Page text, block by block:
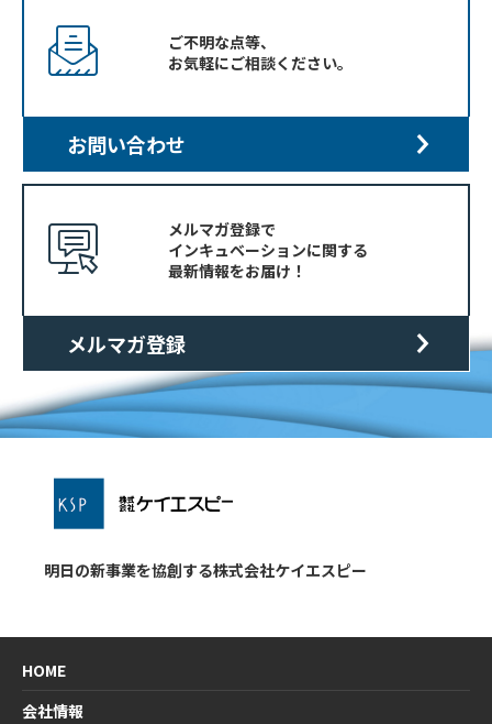
ご不明な点等、
お気軽にご相談ください。
お問い合わせ
メルマガ登録で
インキュベーションに関する
最新情報をお届け！
メルマガ登録
明日の新事業を協創する株式会社ケイエスピー
HOME
会社情報